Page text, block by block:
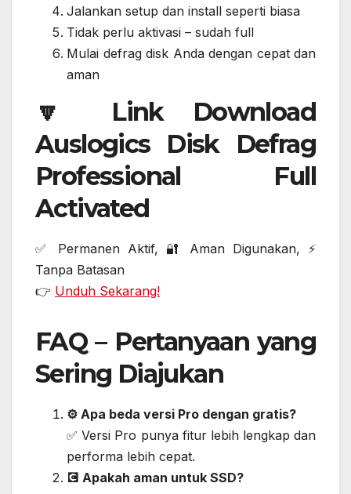
Jalankan setup dan install seperti biasa
Tidak perlu aktivasi – sudah full
Mulai defrag disk Anda dengan cepat dan
aman
🔽 Link Download
Auslogics Disk Defrag
Professional Full
Activated
✅ Permanen Aktif, 🔐 Aman Digunakan, ⚡
Tanpa Batasan
👉 Unduh Sekarang!
FAQ – Pertanyaan yang
Sering Diajukan
⚙️ Apa beda versi Pro dengan gratis?
✅ Versi Pro punya fitur lebih lengkap dan
performa lebih cepat.
💽 Apakah aman untuk SSD?